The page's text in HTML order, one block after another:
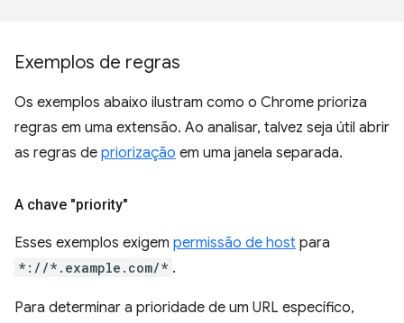
Exemplos de regras
Os exemplos abaixo ilustram como o Chrome prioriza
regras em uma extensão. Ao analisar, talvez seja útil abrir
as regras de priorização em uma janela separada.
A chave "priority"
Esses exemplos exigem permissão de host para
*://*.example.com/* .
Para determinar a prioridade de um URL específico,